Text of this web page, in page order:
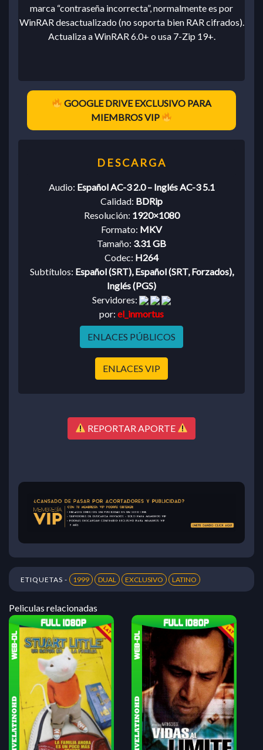
marca “contraseña incorrecta”, normalmente es por
WinRAR desactualizado (no soporta bien RAR cifrados).
Actualiza a WinRAR 6.0+ o usa 7-Zip 19+.
GOOGLE DRIVE EXCLUSIVO PARA
MIEMBROS VIP
Audio: Español AC-3 2.0 – Inglés AC-3 5.1
Calidad: BDRip
Resolución: 1920×1080
Formato: MKV
Tamaño: 3.31 GB
Codec: H264
Subtítulos: Español (SRT), Español (SRT, Forzados),
Inglés (PGS)
Servidores:
por: el_inmortus
ENLACES PÚBLICOS
ENLACES VIP
REPORTAR APORTE
ETIQUETAS - 1999 DUAL EXCLUSIVO LATINO
Peliculas relacionadas